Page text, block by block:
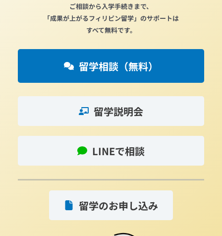
ご相談から入学手続きまで、
「成果が上がるフィリピン留学」のサポートは
すべて無料です。
留学相談（無料）
留学説明会
LINEで相談
留学のお申し込み